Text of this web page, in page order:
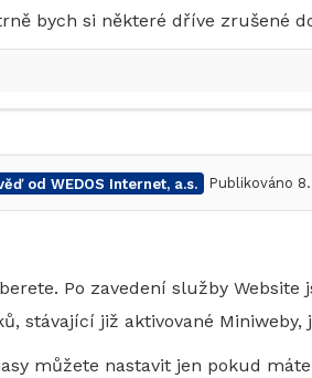
bych si některé dříve zrušené
od WEDOS Internet, a.s. Publikováno
Po zavedení služby
stávající již aktivované Miniweby,
můžete nastavit jen pokud